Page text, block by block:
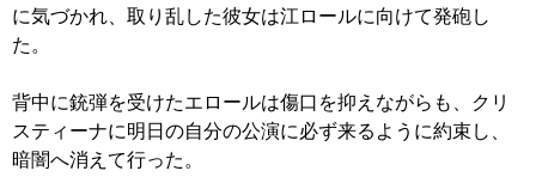
に気づかれ、取り乱した彼女は江ロールに向けて発砲し
た。
背中に銃弾を受けたエロールは傷口を抑えながらも、クリ
スティーナに明日の自分の公演に必ず来るように約束し、
暗闇へ消えて行った。